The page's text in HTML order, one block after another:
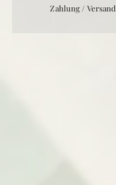
Zahlung / Versand